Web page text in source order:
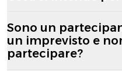
Sono un
un imprevisto e
partecipare?